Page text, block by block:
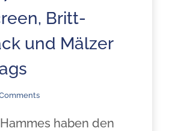
Britt-
und Mälzer
haben den